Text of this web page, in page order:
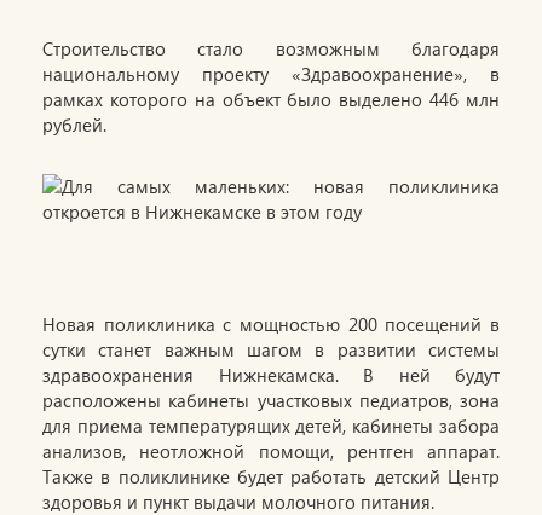
Строительство стало возможным благодаря
национальному проекту «Здравоохранение», в
рамках которого на объект было выделено 446 млн
рублей.
Новая поликлиника с мощностью 200 посещений в
сутки станет важным шагом в развитии системы
здравоохранения Нижнекамска. В ней будут
расположены кабинеты участковых педиатров, зона
для приема температурящих детей, кабинеты забора
анализов, неотложной помощи, рентген аппарат.
Также в поликлинике будет работать детский Центр
здоровья и пункт выдачи молочного питания.